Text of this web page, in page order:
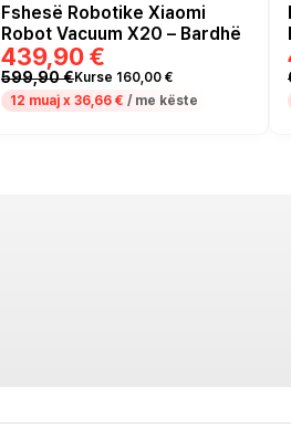
Fshesë Robotike Xiaomi
Robot Vacuum X20 – Bardhë
439,90 €
599,90 €Kurse 160,00 €
12 muaj x 36,66 € / me këste